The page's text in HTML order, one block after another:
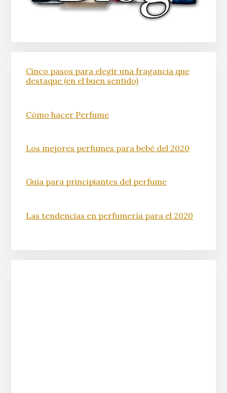
Cinco pasos para elegir una fragancia que
destaque (en el buen sentido)
Cómo hacer Perfume
Los mejores perfumes para bebé del 2020
Guía para principiantes del perfume
Las tendencias en perfumería para el 2020